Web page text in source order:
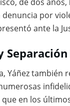
por
ante la
Yáñez también
en los